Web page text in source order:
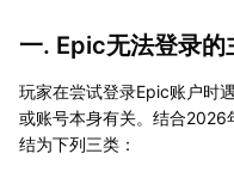
一. Epic无法登录的
玩家在尝试登录Epic账户时
或账号本身有关。结合2026
结为下列三类：